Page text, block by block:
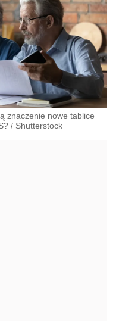
znaczenie nowe tablice
/ Shutterstock